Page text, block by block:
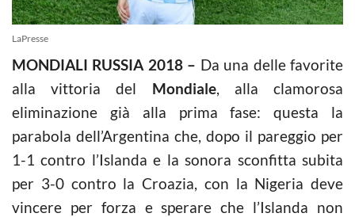
LaPresse
MONDIALI RUSSIA 2018 – Da una delle favorite
alla vittoria del Mondiale, alla clamorosa
eliminazione già alla prima fase: questa la
parabola dell’Argentina che, dopo il pareggio per
1-1 contro l’Islanda e la sonora sconfitta subita
per 3-0 contro la Croazia, con la Nigeria deve
vincere per forza e sperare che l’Islanda non